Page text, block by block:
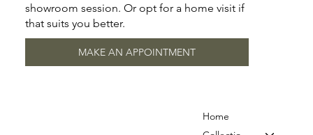
Home
showroom session. Or opt for a home visit if
that suits you better.
MAKE AN APPOINTMENT